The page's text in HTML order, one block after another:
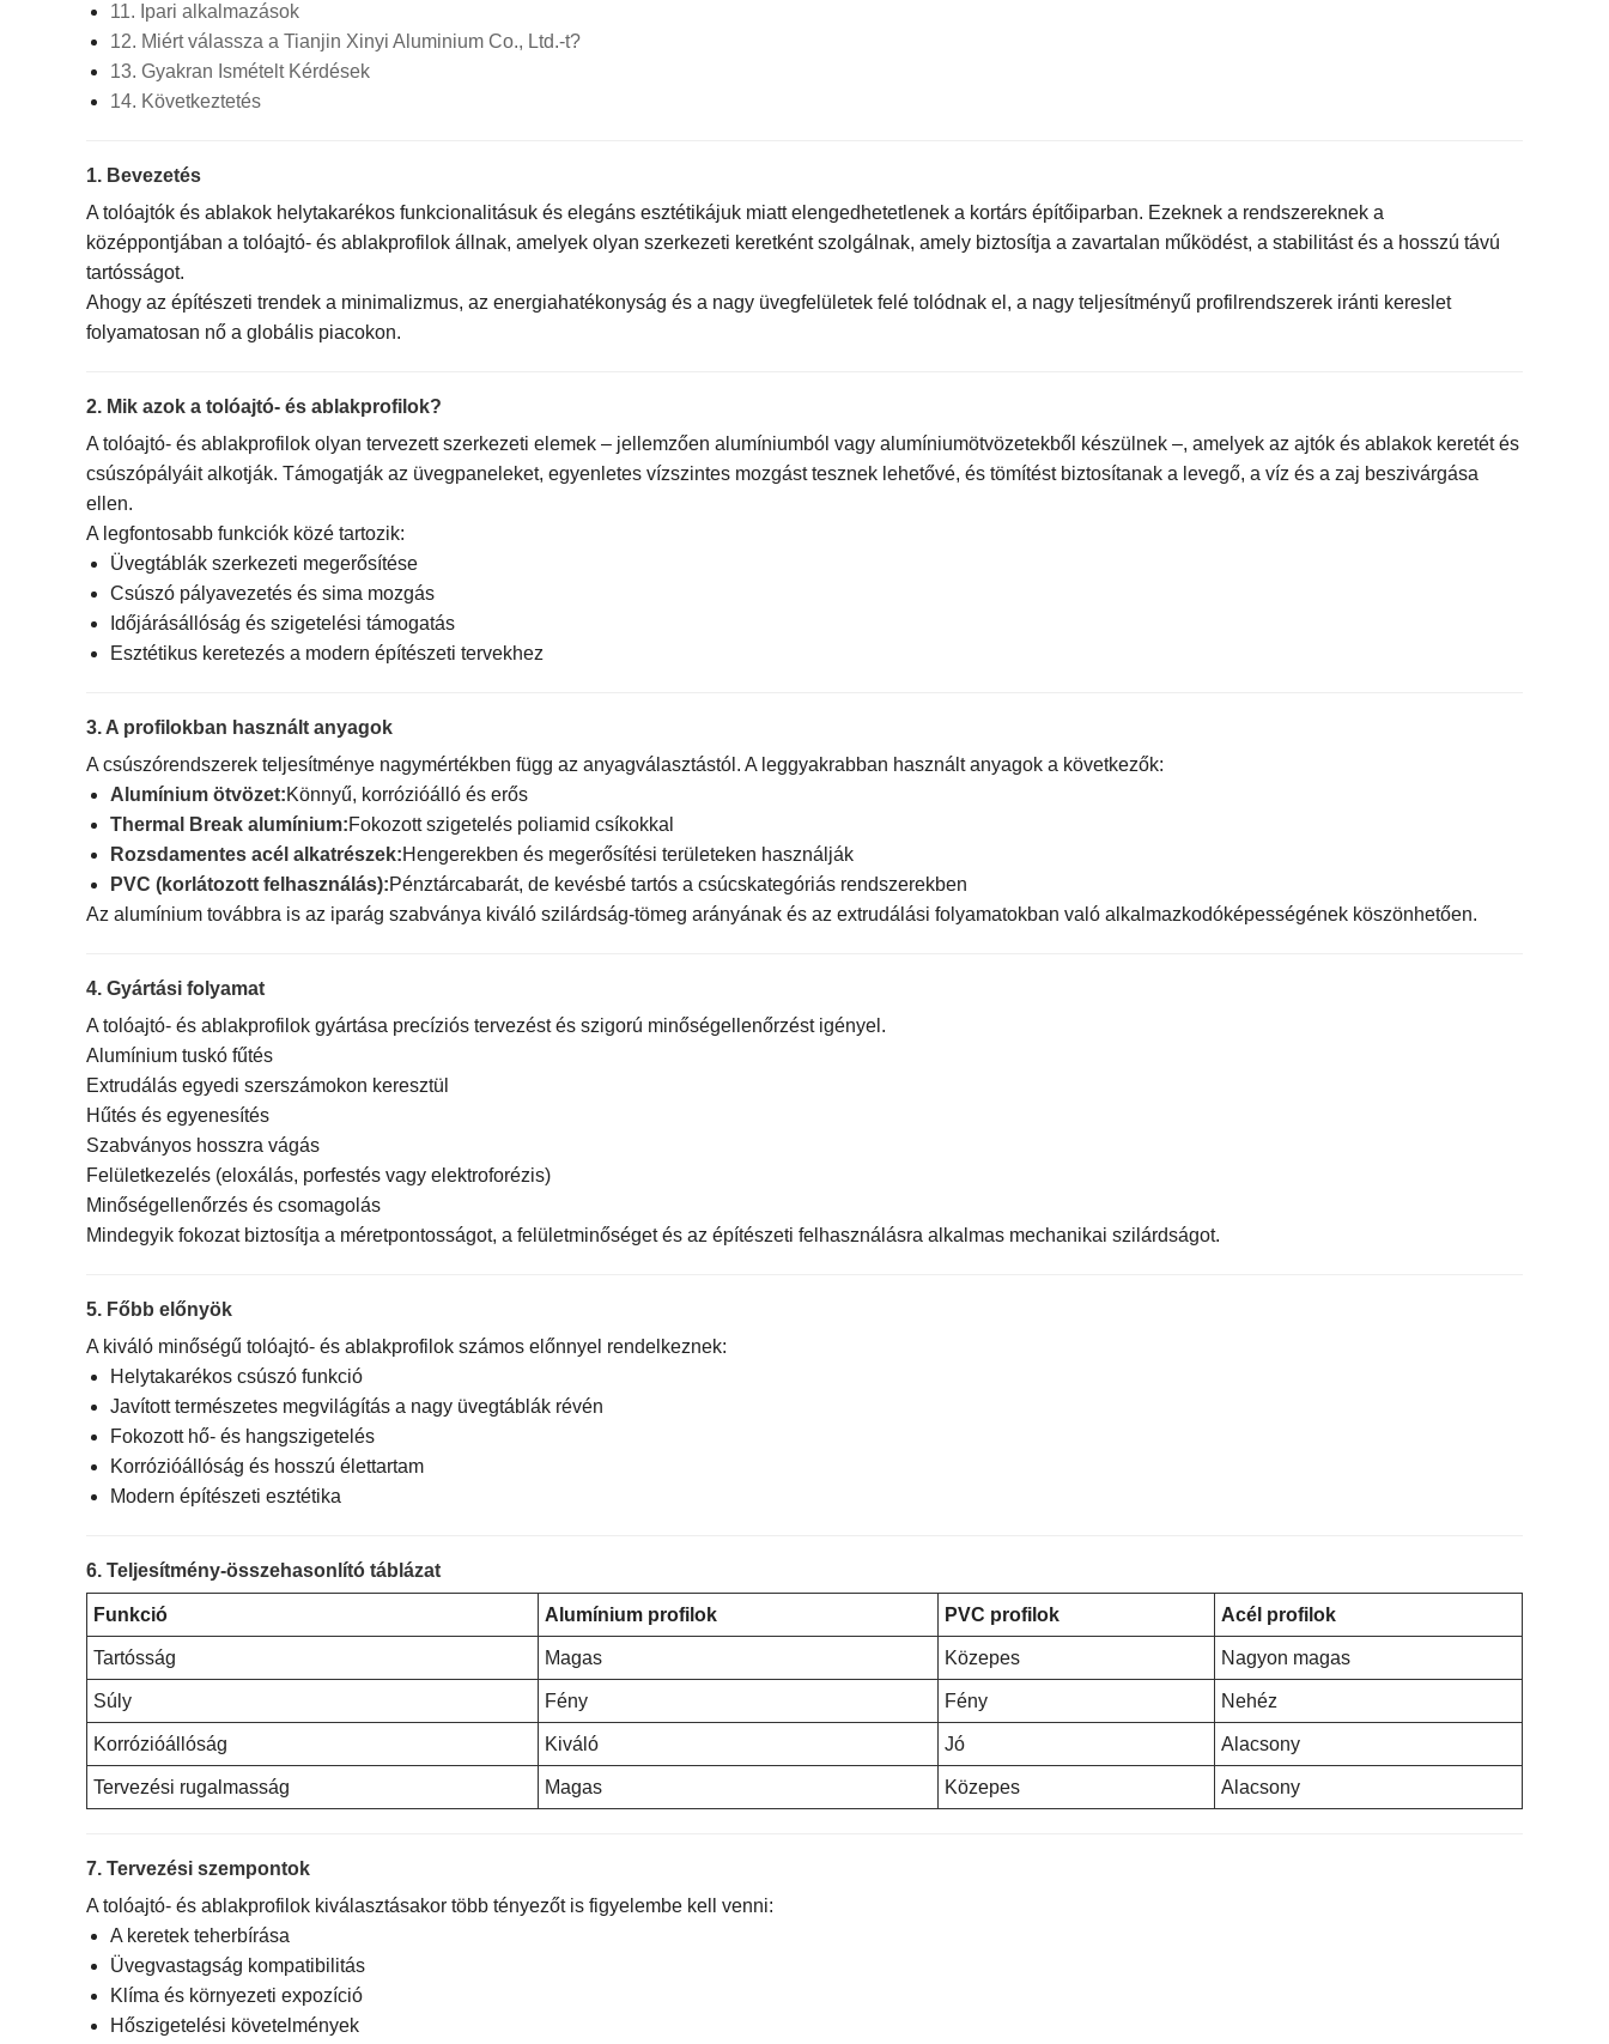
11. Ipari alkalmazások
12. Miért válassza a Tianjin Xinyi Aluminium Co., Ltd.-t?
13. Gyakran Ismételt Kérdések
14. Következtetés
1. Bevezetés
A tolóajtók és ablakok helytakarékos funkcionalitásuk és elegáns esztétikájuk miatt elengedhetetlenek a kortárs építőiparban. Ezeknek a rendszereknek a
középpontjában a tolóajtó- és ablakprofilok állnak, amelyek olyan szerkezeti keretként szolgálnak, amely biztosítja a zavartalan működést, a stabilitást és a hosszú távú
tartósságot.
Ahogy az építészeti trendek a minimalizmus, az energiahatékonyság és a nagy üvegfelületek felé tolódnak el, a nagy teljesítményű profilrendszerek iránti kereslet
folyamatosan nő a globális piacokon.
2. Mik azok a tolóajtó- és ablakprofilok?
A tolóajtó- és ablakprofilok olyan tervezett szerkezeti elemek – jellemzően alumíniumból vagy alumíniumötvözetekből készülnek –, amelyek az ajtók és ablakok keretét és
csúszópályáit alkotják. Támogatják az üvegpaneleket, egyenletes vízszintes mozgást tesznek lehetővé, és tömítést biztosítanak a levegő, a víz és a zaj beszivárgása
ellen.
A legfontosabb funkciók közé tartozik:
Üvegtáblák szerkezeti megerősítése
Csúszó pályavezetés és sima mozgás
Időjárásállóság és szigetelési támogatás
Esztétikus keretezés a modern építészeti tervekhez
3. A profilokban használt anyagok
A csúszórendszerek teljesítménye nagymértékben függ az anyagválasztástól. A leggyakrabban használt anyagok a következők:
Alumínium ötvözet:Könnyű, korrózióálló és erős
Thermal Break alumínium:Fokozott szigetelés poliamid csíkokkal
Rozsdamentes acél alkatrészek:Hengerekben és megerősítési területeken használják
PVC (korlátozott felhasználás):Pénztárcabarát, de kevésbé tartós a csúcskategóriás rendszerekben
Az alumínium továbbra is az iparág szabványa kiváló szilárdság-tömeg arányának és az extrudálási folyamatokban való alkalmazkodóképességének köszönhetően.
4. Gyártási folyamat
A tolóajtó- és ablakprofilok gyártása precíziós tervezést és szigorú minőségellenőrzést igényel.
Alumínium tuskó fűtés
Extrudálás egyedi szerszámokon keresztül
Hűtés és egyenesítés
Szabványos hosszra vágás
Felületkezelés (eloxálás, porfestés vagy elektroforézis)
Minőségellenőrzés és csomagolás
Mindegyik fokozat biztosítja a méretpontosságot, a felületminőséget és az építészeti felhasználásra alkalmas mechanikai szilárdságot.
5. Főbb előnyök
A kiváló minőségű tolóajtó- és ablakprofilok számos előnnyel rendelkeznek:
Helytakarékos csúszó funkció
Javított természetes megvilágítás a nagy üvegtáblák révén
Fokozott hő- és hangszigetelés
Korrózióállóság és hosszú élettartam
Modern építészeti esztétika
6. Teljesítmény-összehasonlító táblázat
Funkció Alumínium profilok PVC profilok Acél profilok
Tartósság Magas Közepes Nagyon magas
Súly Fény Fény Nehéz
Korrózióállóság Kiváló Jó Alacsony
Tervezési rugalmasság Magas Közepes Alacsony
7. Tervezési szempontok
A tolóajtó- és ablakprofilok kiválasztásakor több tényezőt is figyelembe kell venni:
A keretek teherbírása
Üvegvastagság kompatibilitás
Klíma és környezeti expozíció
Hőszigetelési követelmények